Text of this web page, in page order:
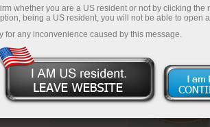
whether you are a US resident or not by clicking the
being a US resident, you will not be able to open
for any inconvenience caused by this message.